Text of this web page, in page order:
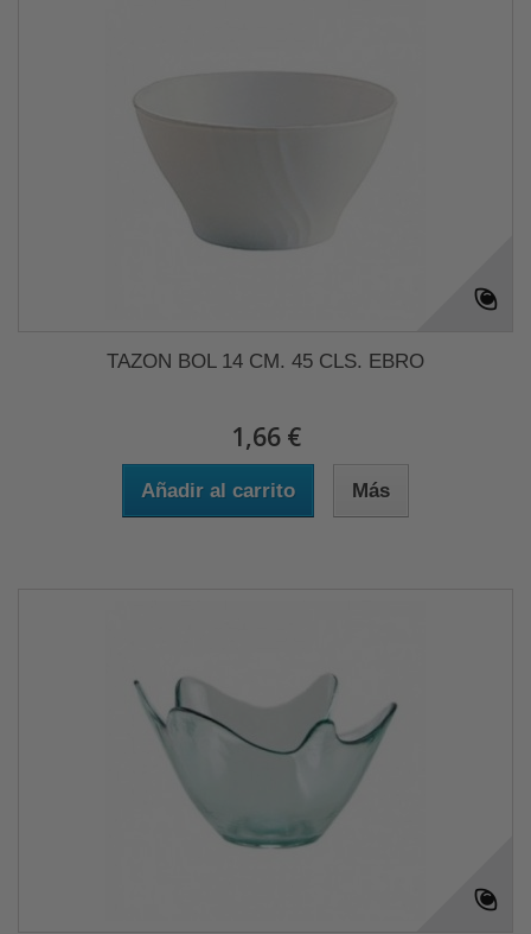
TAZON BOL 14 CM. 45 CLS. EBRO
1,66 €
Añadir al carrito Más